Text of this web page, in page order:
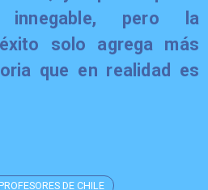
innegable, pero la
solo agrega más
que en realidad es
DE CHILE